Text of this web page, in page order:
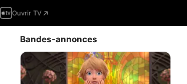
Ouvrir TV
Bandes-annonces